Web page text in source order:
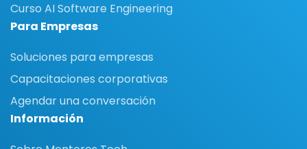
Curso AI Software Engineering
Para Empresas
Soluciones para empresas
Capacitaciones corporativas
Agendar una conversación
Información